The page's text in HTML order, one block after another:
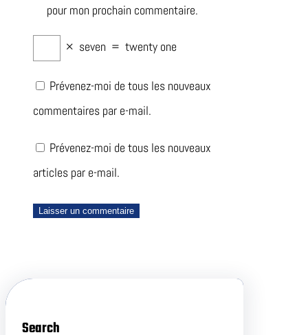
pour mon prochain commentaire.
× seven = twenty one
Prévenez-moi de tous les nouveaux
commentaires par e-mail.
Prévenez-moi de tous les nouveaux
articles par e-mail.
Search